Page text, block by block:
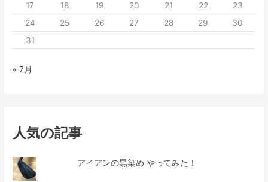
17
18 19 20 21 22
23
24
25 26 27 28 29
30
31
« 7月
人気の記事
アイアンの黒染め やってみた！